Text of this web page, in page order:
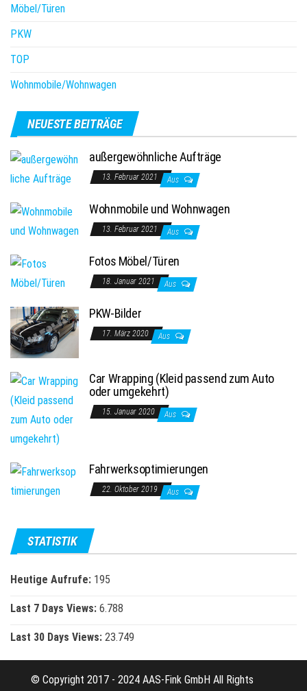
Möbel/Türen
PKW
TOP
Wohnmobile/Wohnwagen
NEUESTE BEITRÄGE
außergewöhnliche Aufträge
13. Februar 2021 Aus
Wohnmobile und Wohnwagen
13. Februar 2021 Aus
Fotos Möbel/Türen
18. Januar 2021 Aus
PKW-Bilder
17. März 2020 Aus
Car Wrapping (Kleid passend zum Auto
oder umgekehrt)
15. Januar 2020 Aus
Fahrwerksoptimierungen
22. Oktober 2019 Aus
STATISTIK
Heutige Aufrufe: 195
Last 7 Days Views: 6.788
Last 30 Days Views: 23.749
© Copyright 2017 - 2024 AAS-Fink GmbH All Rights